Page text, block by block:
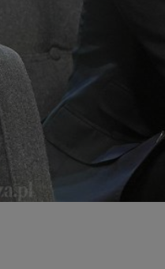
Przechowywanie informacji na